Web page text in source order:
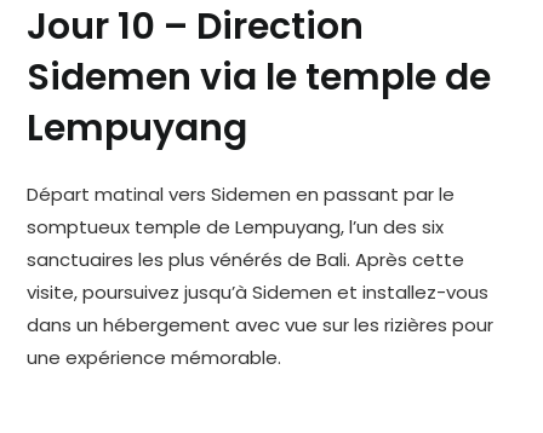
Jour 10 – Direction
Sidemen via le temple de
Lempuyang
Départ matinal vers Sidemen en passant par le
somptueux temple de Lempuyang, l’un des six
sanctuaires les plus vénérés de Bali. Après cette
visite, poursuivez jusqu’à Sidemen et installez-vous
dans un hébergement avec vue sur les rizières pour
une expérience mémorable.